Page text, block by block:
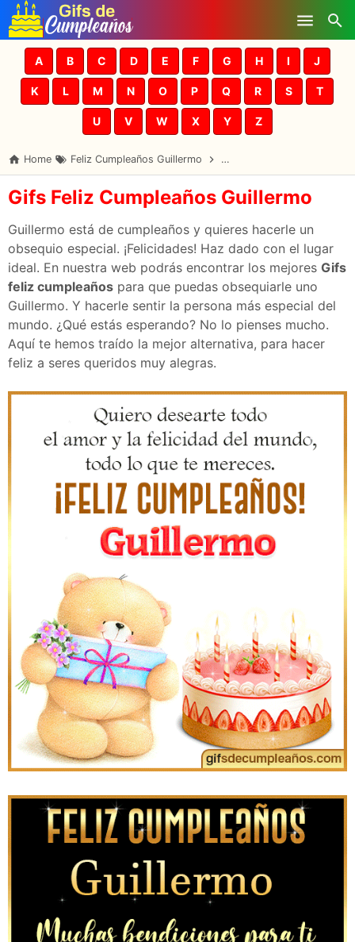
Skip to main content
A B C D E F G H I J
K L M N O P Q R S T
U V W X Y Z
Home Feliz Cumpleaños Guillermo Gifs Cumpleaños Guillermo
Gifs Feliz Cumpleaños Guillermo
Guillermo está de cumpleaños y quieres hacerle un
obsequio especial. ¡Felicidades! Haz dado con el lugar
ideal. En nuestra web podrás encontrar los mejores Gifs
feliz cumpleaños para que puedas obsequiarle uno
Guillermo. Y hacerle sentir la persona más especial del
mundo. ¿Qué estás esperando? No lo pienses mucho.
Aquí te hemos traído la mejor alternativa, para hacer
feliz a seres queridos muy alegras.